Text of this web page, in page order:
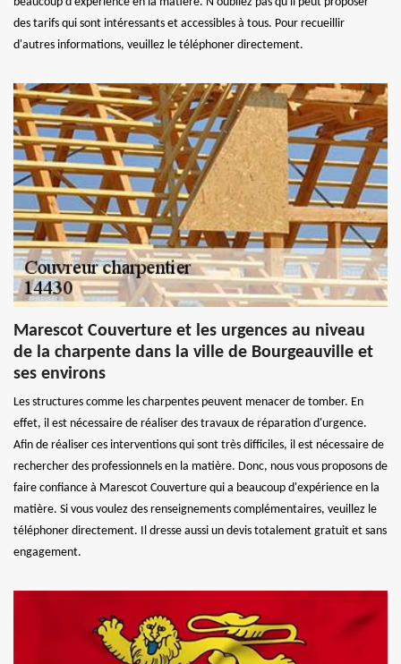
des tarifs qui sont intéressants et accessibles à tous. Pour recueillir
d'autres informations, veuillez le téléphoner directement.
Marescot Couverture et les urgences au niveau
de la charpente dans la ville de Bourgeauville et
ses environs
Les structures comme les charpentes peuvent menacer de tomber. En
effet, il est nécessaire de réaliser des travaux de réparation d'urgence.
Afin de réaliser ces interventions qui sont très difficiles, il est nécessaire de
rechercher des professionnels en la matière. Donc, nous vous proposons de
faire confiance à Marescot Couverture qui a beaucoup d'expérience en la
matière. Si vous voulez des renseignements complémentaires, veuillez le
téléphoner directement. Il dresse aussi un devis totalement gratuit et sans
engagement.